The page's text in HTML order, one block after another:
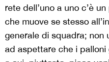
rete dell’uno a uno c’è
che muove se stesso
generale di squadra; non
ad aspettare che i